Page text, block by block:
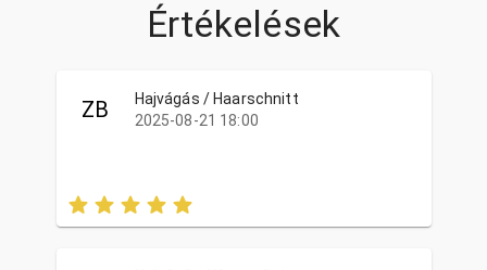
Értékelések
ZB
Hajvágás / Haarschnitt
2025-08-21 18:00